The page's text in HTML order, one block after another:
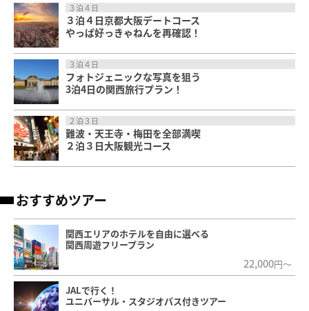
３泊４日
３泊４日京都大阪デートコース
やっぱ好っきゃねんを再確認！
３泊４日
フォトジェニックな写真を狙う
3泊4日の関西旅行プラン！
２泊３日
難波・天王寺・梅田を全部満喫
２泊３日大阪観光コース
おすすめツアー
関西エリアのホテルを自由に選べる
関西周遊フリープラン
22,000円～
JALで行く！
ユニバーサル・スタジオパス付きツアー